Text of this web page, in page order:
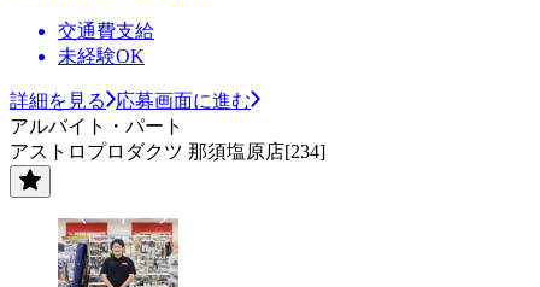
交通費支給
未経験OK
詳細を見る
応募画面に進む
アルバイト・パート
アストロプロダクツ 那須塩原店[234]